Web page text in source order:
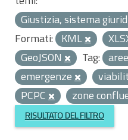
Giustizia, sistema
Formati: KML
GeoJSON
Tag:
emergenze
PCPC
zone
RISULTATO DEL FILTRO